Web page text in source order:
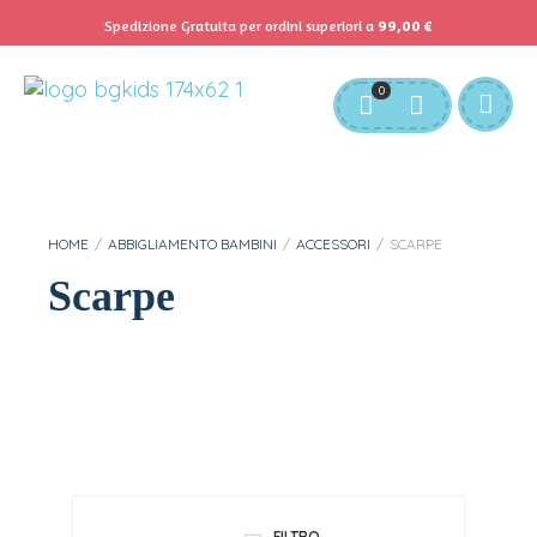
Servizio Clienti: info@bgkids.it +39 345 627 9165
Download APP B&G Kids
0
HOME / ABBIGLIAMENTO BAMBINI / ACCESSORI / SCARPE
Scarpe
Spedizione Gratuita per ordini superiori a 99,00 €